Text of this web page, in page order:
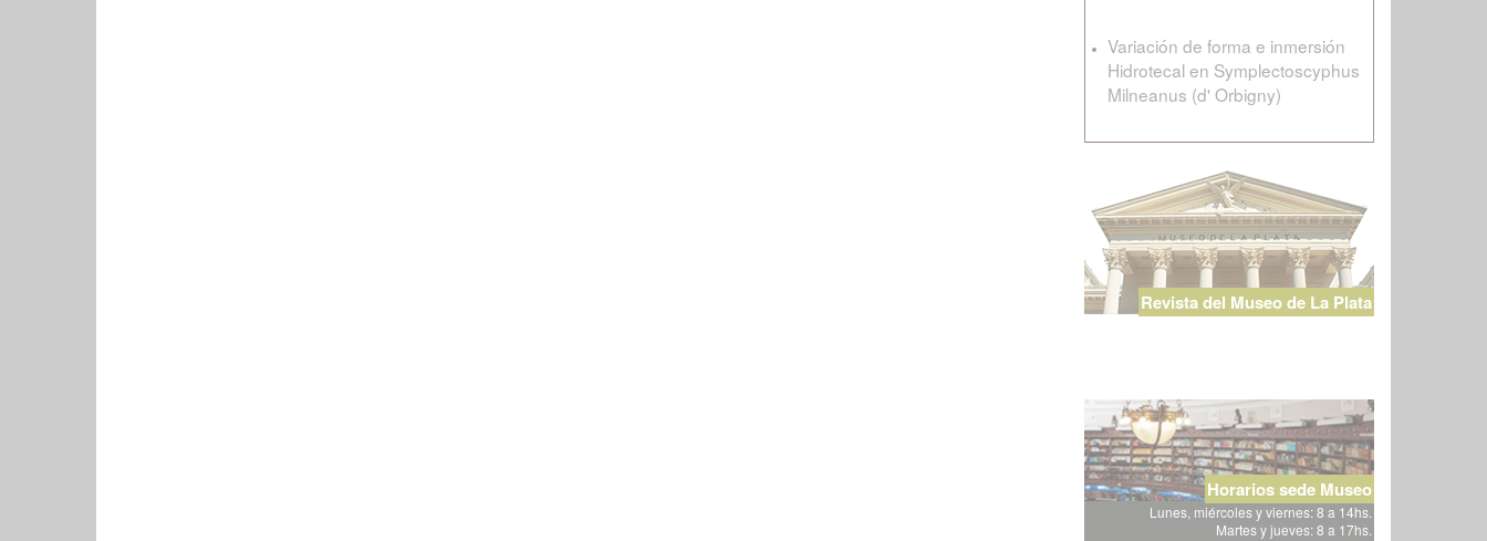
Variación de forma e inmersión
Hidrotecal en Symplectoscyphus
Milneanus (d' Orbigny)
Revista del Museo de La Plata
Horarios sede Museo
Lunes, miércoles y viernes: 8 a 14hs.
Martes y jueves: 8 a 17hs.